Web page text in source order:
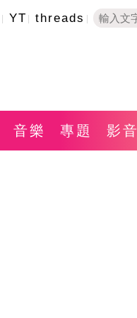
YT threads
音樂 專題 影音